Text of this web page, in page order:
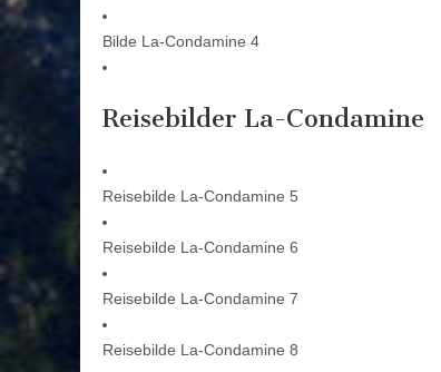
Bilde La-Condamine 4
Reisebilder La-Condamine
Reisebilde La-Condamine 5
Reisebilde La-Condamine 6
Reisebilde La-Condamine 7
Reisebilde La-Condamine 8